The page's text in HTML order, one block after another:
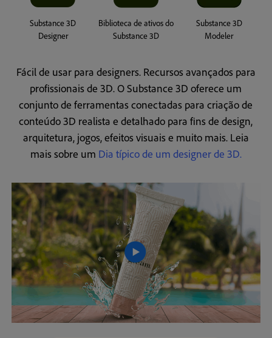
Substance 3D
Designer
Biblioteca de ativos do
Substance 3D
Substance 3D
Modeler
Fácil de usar para designers. Recursos avançados para
profissionais de 3D. O Substance 3D oferece um
conjunto de ferramentas conectadas para criação de
conteúdo 3D realista e detalhado para fins de design,
arquitetura, jogos, efeitos visuais e muito mais. Leia
mais sobre um Dia típico de um designer de 3D.